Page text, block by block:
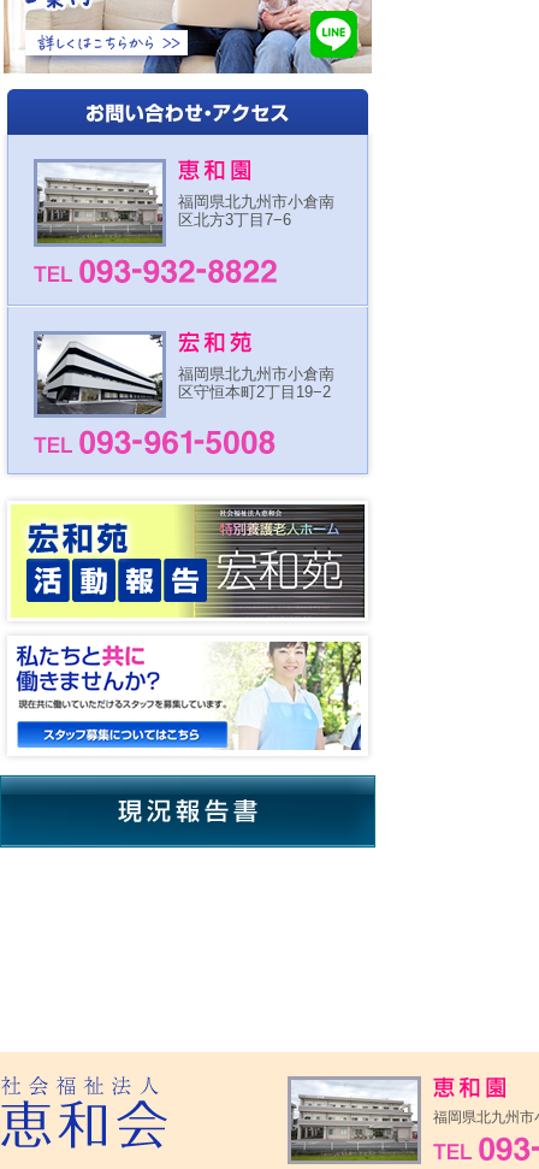
福岡県北九州市小倉南
区北方3丁目7−6
福岡県北九州市小倉南
区守恒本町2丁目19−2
福岡県北九州